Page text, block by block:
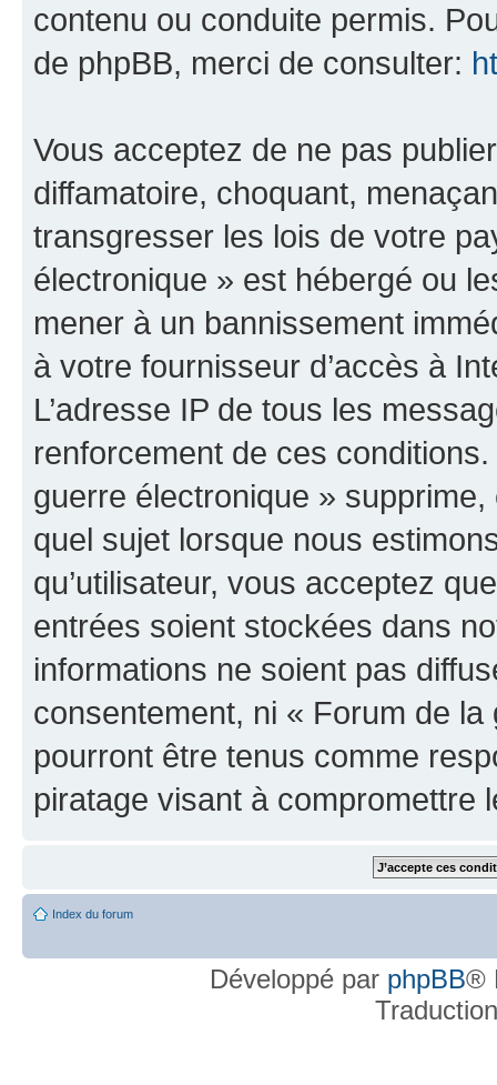
contenu ou conduite permis.
de phpBB, merci de consulter:
Vous acceptez de ne pas
diffamatoire, choquant,
transgresser les lois de votre
électronique » est hébergé ou
mener à un bannissement
à votre fournisseur d’accès à
L’adresse IP de tous les
renforcement de ces
guerre électronique »
quel sujet lorsque nous
qu’utilisateur, vous acceptez
entrées soient stockées dans
informations ne soient pas
consentement, ni « Forum de
pourront être tenus comme
piratage visant à compromettre
Index du forum
Développé par phpBB®